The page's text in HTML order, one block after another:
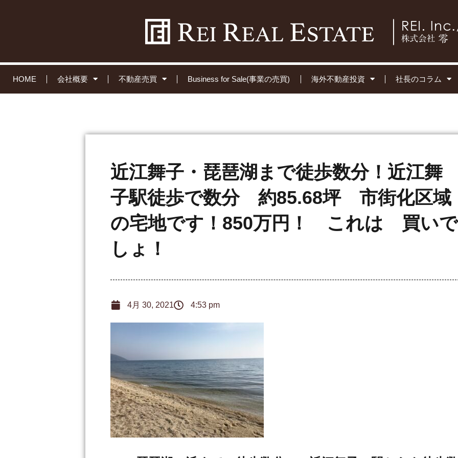
HOME 会社概要 不動産売買 Business for Sale(事業の売買) 海外不動産投資 社長のコラム
近江舞子・琵琶湖まで徒歩数分！近江舞
子駅徒歩で数分 約85.68坪 市街化区域
の宅地です！850万円！ これは 買いで
しょ！
4月 30, 2021 4:53 pm